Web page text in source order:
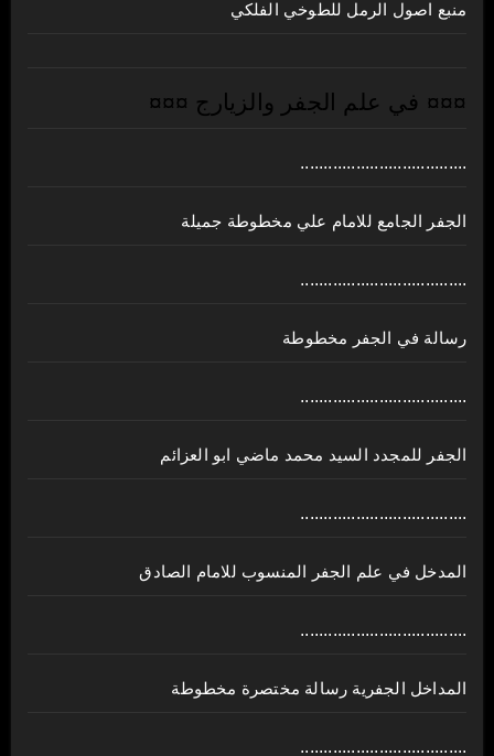
منبع اصول الرمل للطوخي الفلكي
¤¤¤ في علم الجفر والزيارج ¤¤¤
....................................
الجفر الجامع للامام علي مخطوطة جميلة
....................................
رسالة في الجفر مخطوطة
....................................
الجفر للمجدد السيد محمد ماضي ابو العزائم
....................................
المدخل في علم الجفر المنسوب للامام الصادق
....................................
المداخل الجفرية رسالة مختصرة مخطوطة
....................................